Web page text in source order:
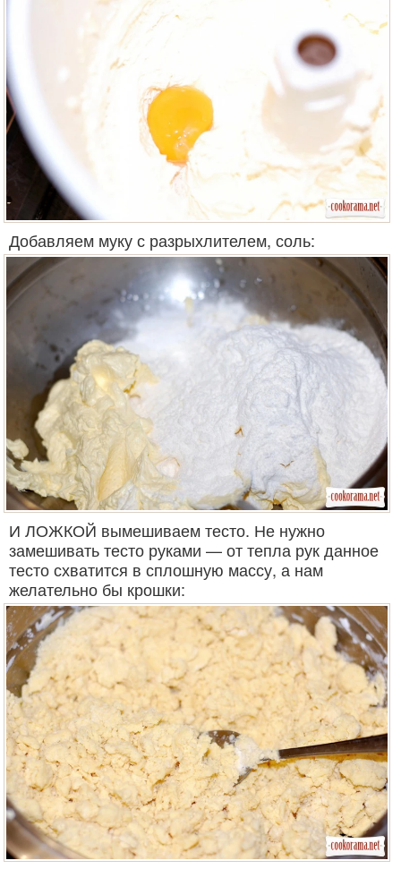
Добавляем муку с разрыхлителем, соль:
И ЛОЖКОЙ вымешиваем тесто. Не нужно
замешивать тесто руками — от тепла рук данное
тесто схватится в сплошную массу, а нам
желательно бы крошки: